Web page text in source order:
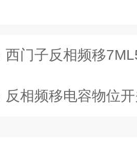
西门子反相频移7ML5642-
反相频移电容物位开关